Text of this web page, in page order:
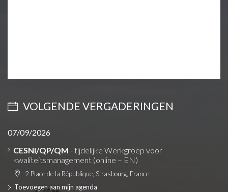
VOLGENDE VERGADERINGEN
07/09/2026
CESNI/QP/QM - tijdelijke Werkgroep voor
kwaliteitsmanagement (online – EN)
2 Place de la République, Strasbourg, France
Toevoegen aan mijn agenda